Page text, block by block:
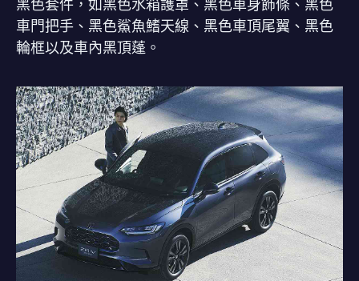
黑色套件，如黑色水箱護罩、黑色車身飾條、黑色
車門把手、黑色鯊魚鰭天線、黑色車頂尾翼、黑色
輪框以及車內黑頂蓬。